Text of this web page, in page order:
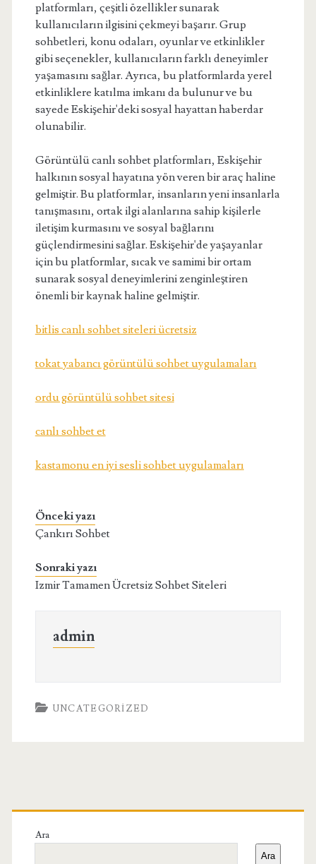
platformları, çeşitli özellikler sunarak
kullanıcıların ilgisini çekmeyi başarır. Grup
sohbetleri, konu odaları, oyunlar ve etkinlikler
gibi seçenekler, kullanıcıların farklı deneyimler
yaşamasını sağlar. Ayrıca, bu platformlarda yerel
etkinliklere katılma imkanı da bulunur ve bu
sayede Eskişehir'deki sosyal hayattan haberdar
olunabilir.
Görüntülü canlı sohbet platformları, Eskişehir
halkının sosyal hayatına yön veren bir araç haline
gelmiştir. Bu platformlar, insanların yeni insanlarla
tanışmasını, ortak ilgi alanlarına sahip kişilerle
iletişim kurmasını ve sosyal bağlarını
güçlendirmesini sağlar. Eskişehir'de yaşayanlar
için bu platformlar, sıcak ve samimi bir ortam
sunarak sosyal deneyimlerini zenginleştiren
önemli bir kaynak haline gelmiştir.
bitlis canlı sohbet siteleri ücretsiz
tokat yabancı görüntülü sohbet uygulamaları
ordu görüntülü sohbet sitesi
canlı sohbet et
kastamonu en iyi sesli sohbet uygulamaları
Önceki yazı
Çankırı Sohbet
Sonraki yazı
Izmir Tamamen Ücretsiz Sohbet Siteleri
admin
UNCATEGORIZED
Birincil
Yan
Ara
Ara